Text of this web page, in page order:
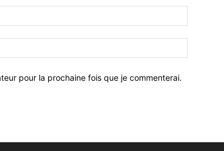
pour la prochaine fois que je commenterai.